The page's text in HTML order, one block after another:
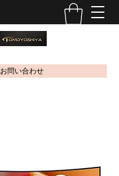
お問い合わせ